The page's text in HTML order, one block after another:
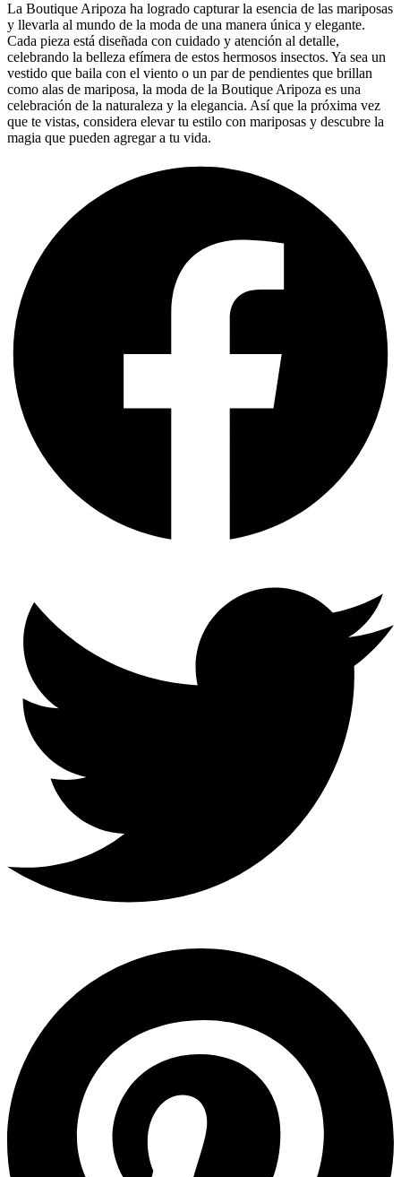
La Boutique Aripoza ha logrado capturar la esencia de las mariposas
y llevarla al mundo de la moda de una manera única y elegante.
Cada pieza está diseñada con cuidado y atención al detalle,
celebrando la belleza efímera de estos hermosos insectos. Ya sea un
vestido que baila con el viento o un par de pendientes que brillan
como alas de mariposa, la moda de la Boutique Aripoza es una
celebración de la naturaleza y la elegancia. Así que la próxima vez
que te vistas, considera elevar tu estilo con mariposas y descubre la
magia que pueden agregar a tu vida.